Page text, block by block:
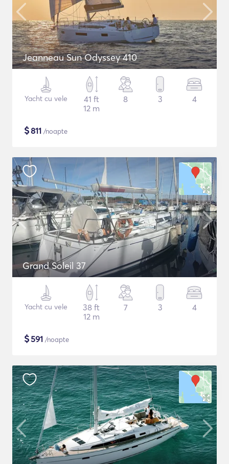
Jeanneau Sun Odyssey 410
Yacht cu vele
41 ft
12 m
8 3 4
$811 /noapte
Grand Soleil 37
Yacht cu vele
38 ft
12 m
7 3 4
$591 /noapte